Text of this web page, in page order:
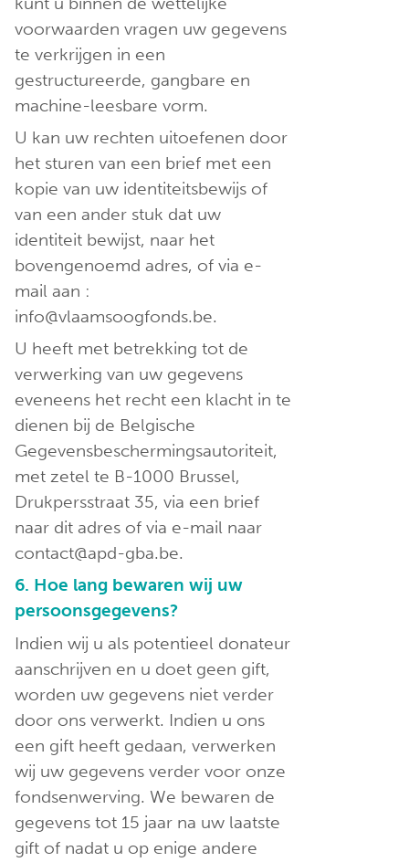
voorwaarden vragen uw gegevens
te verkrijgen in een
gestructureerde, gangbare en
machine-leesbare vorm.
U kan uw rechten uitoefenen door
het sturen van een brief met een
kopie van uw identiteitsbewijs of
van een ander stuk dat uw
identiteit bewijst, naar het
bovengenoemd adres, of via e-
mail aan :
info@vlaamsoogfonds.be.
U heeft met betrekking tot de
verwerking van uw gegevens
eveneens het recht een klacht in te
dienen bij de Belgische
Gegevensbeschermingsautoriteit,
met zetel te B-1000 Brussel,
Drukpersstraat 35, via een brief
naar dit adres of via e-mail naar
contact@apd-gba.be.
6. Hoe lang bewaren wij uw
persoonsgegevens?
Indien wij u als potentieel donateur
aanschrijven en u doet geen gift,
worden uw gegevens niet verder
door ons verwerkt. Indien u ons
een gift heeft gedaan, verwerken
wij uw gegevens verder voor onze
fondsenwerving. We bewaren de
gegevens tot 15 jaar na uw laatste
gift of nadat u op enige andere